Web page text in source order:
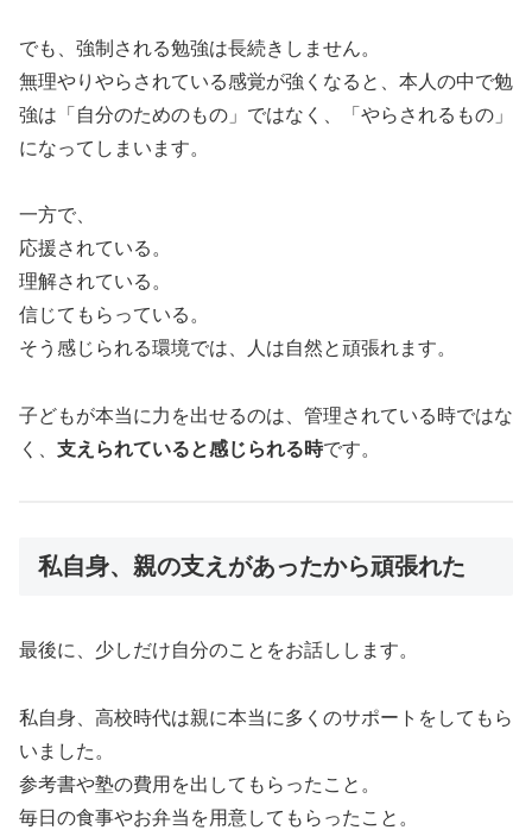
でも、強制される勉強は長続きしません。
無理やりやらされている感覚が強くなると、本人の中で勉
強は「自分のためのもの」ではなく、「やらされるもの」
になってしまいます。
一方で、
応援されている。
理解されている。
信じてもらっている。
そう感じられる環境では、人は自然と頑張れます。
子どもが本当に力を出せるのは、管理されている時ではな
く、 支えられていると感じられる時です。
私自身、親の支えがあったから頑張れた
最後に、少しだけ自分のことをお話しします。
私自身、高校時代は親に本当に多くのサポートをしてもら
いました。
参考書や塾の費用を出してもらったこと。
毎日の食事やお弁当を用意してもらったこと。